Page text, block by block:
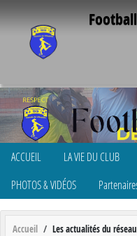
ACCUEIL LA VIE DU CLUB
PHOTOS & VIDÉOS
Accueil Les actualités du réseau